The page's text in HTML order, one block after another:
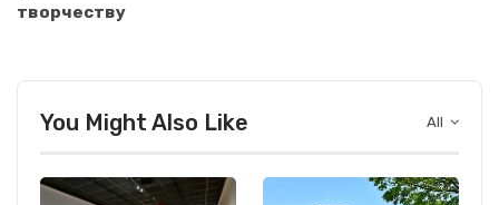
творчеству
All
You Might Also Like